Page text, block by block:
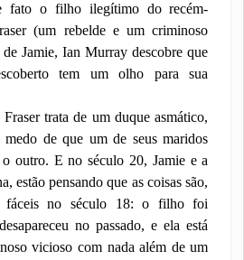
fato o filho ilegítimo do recém-
(um rebelde e um criminoso
Jamie, Ian Murray descobre que
tem um olho para sua
trata de um duque asmático,
de que um de seus maridos
o outro. E no século 20, Jamie e a
estão pensando que as coisas são,
fáceis no século 18: o filho foi
no passado, e ela está
vicioso com nada além de um